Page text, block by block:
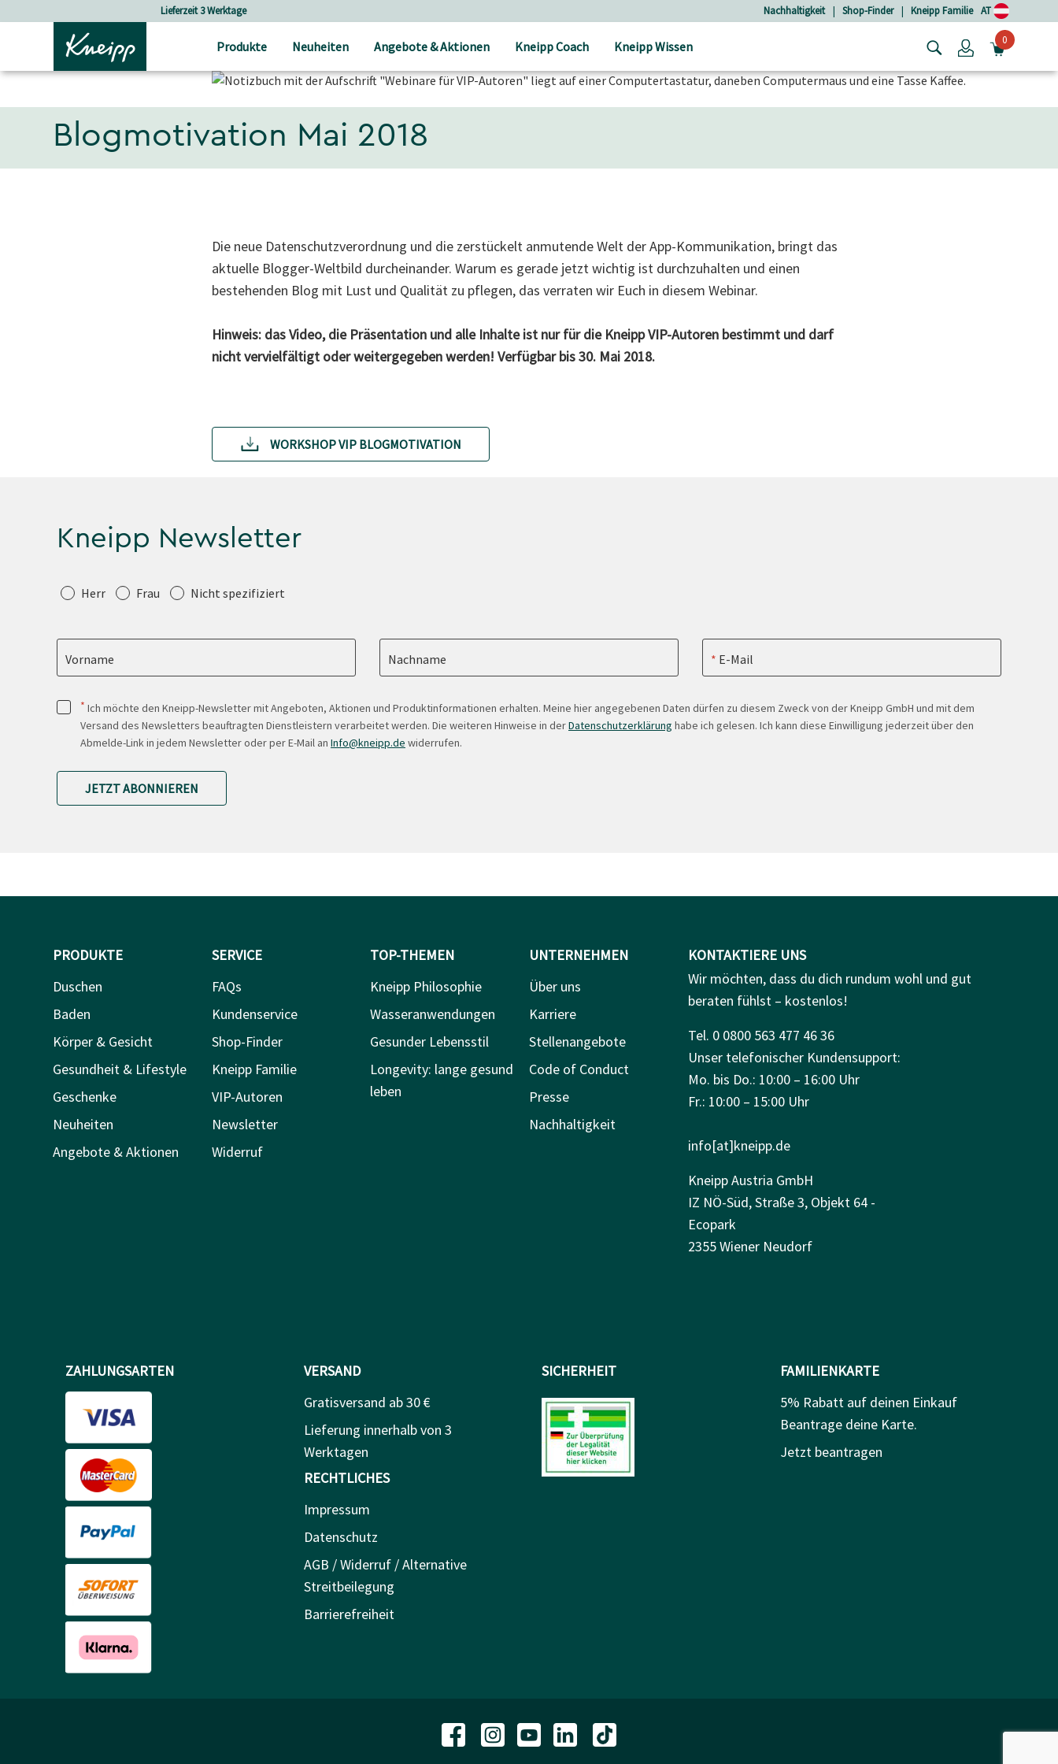
Lieferzeit 3 Werktage Nachhaltigkeit | Shop-Finder | Kneipp Familie AT
Produkte Neuheiten Angebote & Aktionen Kneipp Coach Kneipp Wissen Login0
Blogmotivation Mai 2018
Die neue Datenschutzverordnung und die zerstückelt anmutende Welt der App-Kommunikation, bringt das
aktuelle Blogger-Weltbild durcheinander. Warum es gerade jetzt wichtig ist durchzuhalten und einen
bestehenden Blog mit Lust und Qualität zu pflegen, das verraten wir Euch in diesem Webinar.
Hinweis: das Video, die Präsentation und alle Inhalte ist nur für die Kneipp VIP-Autoren bestimmt und darf
nicht vervielfältigt oder weitergegeben werden! Verfügbar bis 30. Mai 2018.
WORKSHOP VIP BLOGMOTIVATION
Kneipp Newsletter
Anrede
Herr Frau Nicht spezifiziert
Vorname Nachname E-Mail
* Ich möchte den Kneipp-Newsletter mit Angeboten, Aktionen und Produktinformationen erhalten. Meine hier angegebenen Daten dürfen zu diesem Zweck von der Kneipp GmbH und mit dem
Versand des Newsletters beauftragten Dienstleistern verarbeitet werden. Die weiteren Hinweise in derDatenschutzerklärung habe ich gelesen. Ich kann diese Einwilligung jederzeit über den
Abmelde-Link in jedem Newsletter oder per E-Mail an Info@kneipp.de widerrufen.
JETZT ABONNIEREN
PRODUKTE
Duschen
Baden
Körper & Gesicht
Gesundheit & Lifestyle
Geschenke
Neuheiten
Angebote & Aktionen
SERVICE
FAQs
Kundenservice
Shop-Finder
Kneipp Familie
VIP-Autoren
Newsletter
Widerruf
TOP-THEMEN
Kneipp Philosophie
Wasseranwendungen
Gesunder Lebensstil
Longevity: lange gesund
leben
UNTERNEHMEN
Über uns
Karriere
Stellenangebote
Code of Conduct
Presse
Nachhaltigkeit
KONTAKTIERE UNS
Wir möchten, dass du dich rundum wohl und gut
beraten fühlst – kostenlos!
Tel. 0 0800 563 477 46 36
Unser telefonischer Kundensupport:
Mo. bis Do.: 10:00 – 16:00 Uhr
Fr.: 10:00 – 15:00 Uhr
info[at]kneipp.de
Kneipp Austria GmbH
IZ NÖ-Süd, Straße 3, Objekt 64 -
Ecopark
2355 Wiener Neudorf
ZAHLUNGSARTEN
VERSAND
Gratisversand ab 30 €
Lieferung innerhalb von 3
Werktagen
RECHTLICHES
Impressum
Datenschutz
AGB / Widerruf / Alternative
Streitbeilegung
Barrierefreiheit
SICHERHEIT
FAMILIENKARTE
5% Rabatt auf deinen Einkauf
Beantrage deine Karte.
Jetzt beantragen